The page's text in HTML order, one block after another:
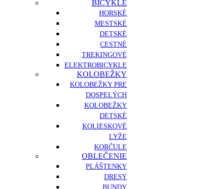
BICYKLE
HORSKÉ
MESTSKÉ
DETSKÉ
CESTNÉ
TREKINGOVÉ
ELEKTROBICYKLE
KOLOBEŽKY
KOLOBEŽKY PRE
DOSPELÝCH
KOLOBEŽKY
DETSKÉ
KOLIESKOVÉ
LYŽE
KORČULE
OBLEČENIE
PLÁŠTENKY
DRESY
BUNDY